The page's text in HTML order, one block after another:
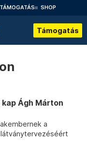
TÁMOGATÁS SHOP
Támogatás
Ágh Márton
a